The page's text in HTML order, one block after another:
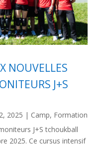
NOUVELLES
J+S
2025 | Camp, Formation
J+S tchoukball
2025. Ce cursus intensif